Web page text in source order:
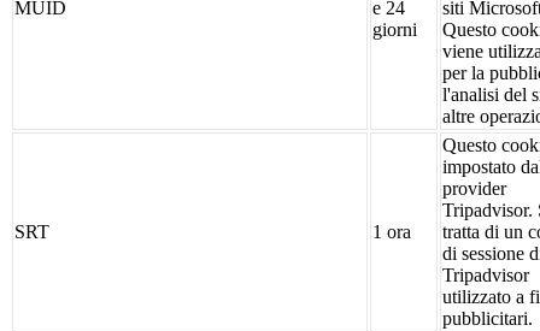
MUID
e 24
giorni
siti
Questo
viene
per la
l'analisi del
altre
SRT 1 ora
Questo
impostato
provider
Tripadvisor.
tratta di un
di sessione
Tripadvisor
utilizzato a
pubblicitari.